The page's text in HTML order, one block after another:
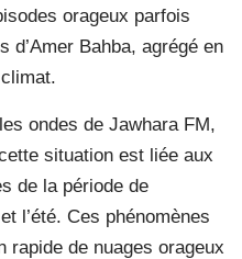
orageux parfois
d’Amer Bahba, agrégé en
ondes de Jawhara FM,
situation est liée aux
de la période de
l’été. Ces phénomènes
rapide de nuages orageux